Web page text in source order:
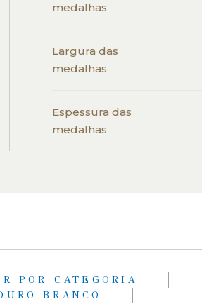
medalhas
Largura das
medalhas
Espessura das
medalhas
POR CATEGORIA
BRANCO